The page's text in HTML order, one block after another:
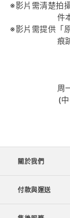
※影片需清楚拍
件
※影片需提供「
痕
周
(
關於我們
付款與運送